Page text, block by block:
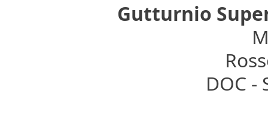
Gutturnio
DOC -